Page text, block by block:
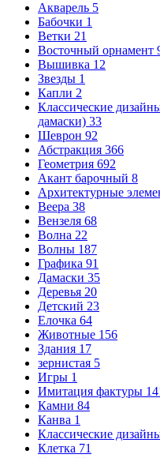
Акварель 5
Бабочки 1
Ветки 21
Восточный орнамент
Вышивка 12
Звезды 1
Капли 2
Классические
дамаски) 33
Шеврон 92
Абстракция 366
Геометрия 692
Акант барочный 8
Архитектурные
Веера 38
Вензеля 68
Волна 22
Волны 187
Графика 91
Дамаски 35
Деревья 20
Детский 23
Елочка 64
Животные 156
Здания 17
зернистая 5
Игры 1
Имитация фактуры
Камни 84
Канва 1
Классические
Клетка 71